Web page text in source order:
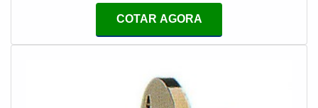
vedações dinâmicas.MAIS SOBRE FABRICANTES DE
centraliza sua energia em criar aos parceiros uma
estrutura com escritório de alta qualidade onde são
COTAR AGORA